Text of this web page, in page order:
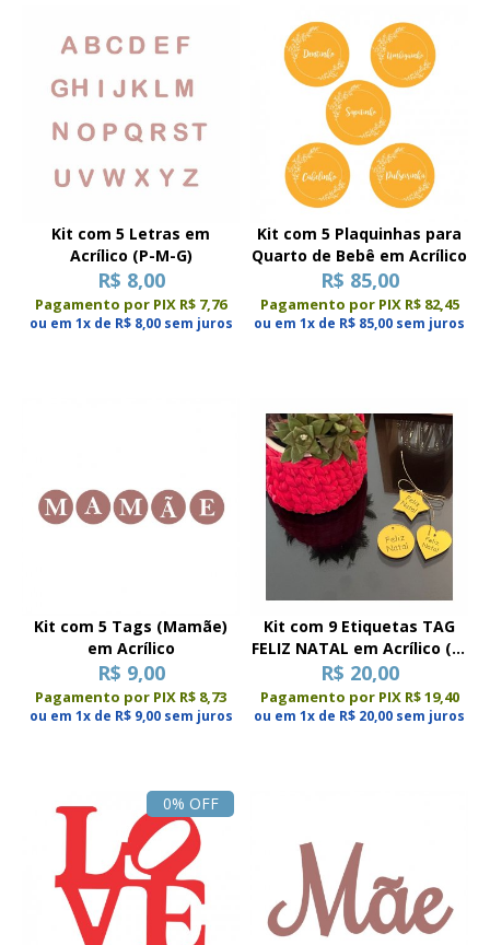
Kit com 5 Letras em
Acrílico (P-M-G)
R$ 8,00
Pagamento por PIX R$ 7,76
ou em 1x de R$ 8,00 sem juros
Kit com 5 Plaquinhas para
Quarto de Bebê em Acrílico
R$ 85,00
Pagamento por PIX R$ 82,45
ou em 1x de R$ 85,00 sem juros
Kit com 5 Tags (Mamãe)
em Acrílico
R$ 9,00
Pagamento por PIX R$ 8,73
ou em 1x de R$ 9,00 sem juros
Kit com 9 Etiquetas TAG
FELIZ NATAL em Acrílico (P-
M-G)
R$ 20,00
Pagamento por PIX R$ 19,40
ou em 1x de R$ 20,00 sem juros
0% OFF